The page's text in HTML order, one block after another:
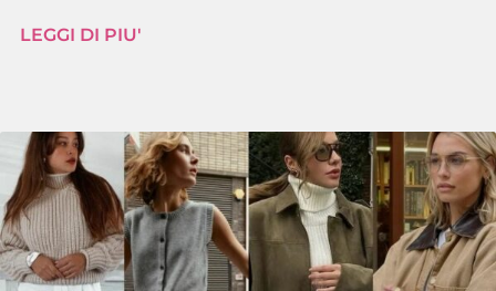
LEGGI DI PIU'